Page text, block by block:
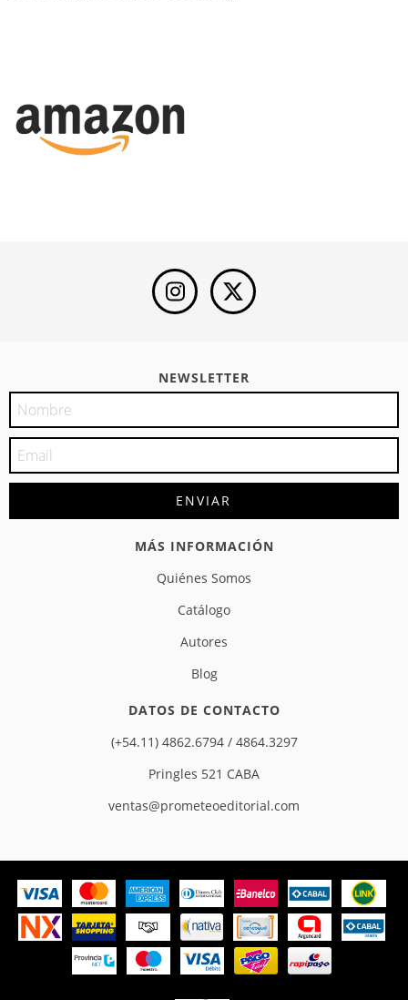
NEWSLETTER
MÁS INFORMACIÓN
Quiénes Somos
Catálogo
Autores
Blog
DATOS DE CONTACTO
(+54.11) 4862.6794 / 4864.3297
Pringles 521 CABA
ventas@prometeoeditorial.com